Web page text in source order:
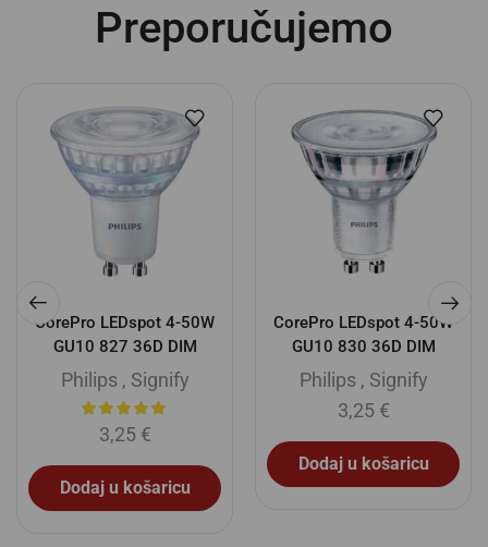
Preporučujemo
CorePro LEDspot 4-50W
GU10 827 36D DIM
Philips, Signify
3,25 €
Dodaj u košaricu
CorePro LEDspot 4-50W
GU10 830 36D DIM
Philips, Signify
3,25 €
Dodaj u košaricu